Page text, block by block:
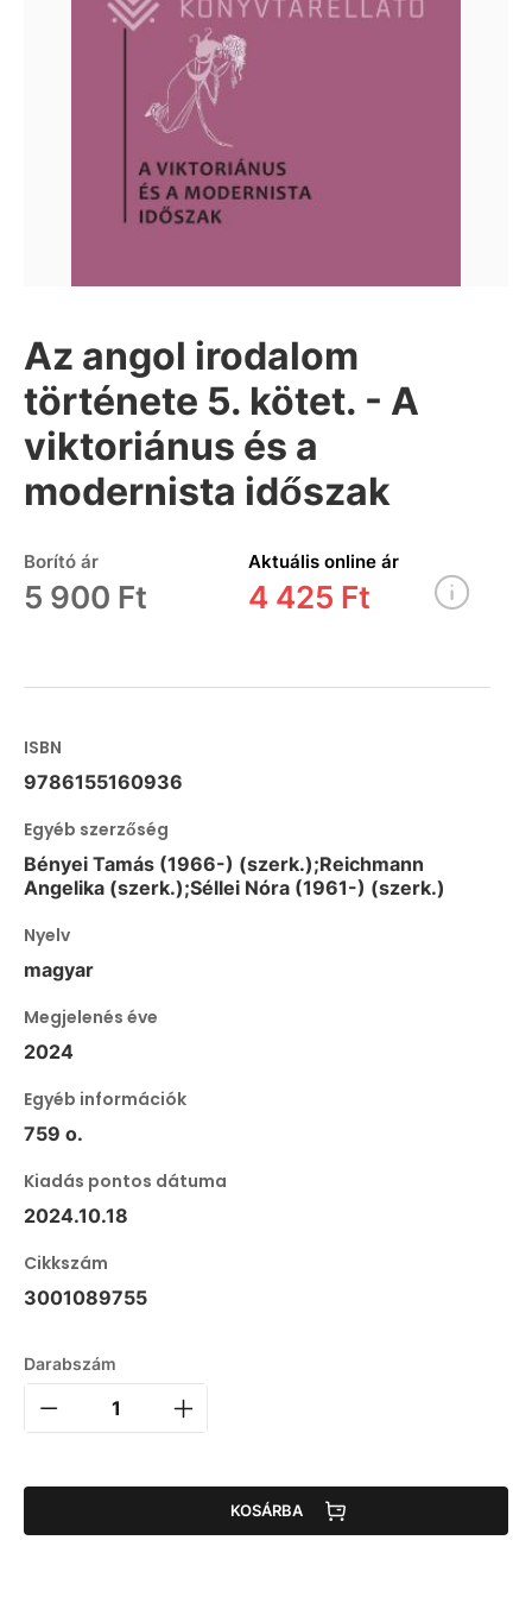
Az angol irodalom
története 5. kötet. - A
viktoriánus és a
modernista időszak
Borító ár
5 900 Ft
Aktuális online ár
4 425 Ft
ISBN
9786155160936
Egyéb szerzőség
Bényei Tamás (1966-) (szerk.);Reichmann
Angelika (szerk.);Séllei Nóra (1961-) (szerk.)
Nyelv
magyar
Megjelenés éve
2024
Egyéb információk
759 o.
Kiadás pontos dátuma
2024.10.18
Cikkszám
3001089755
Darabszám
KOSÁRBA